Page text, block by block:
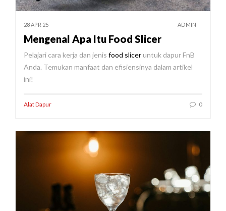
28 APR 25 ADMIN
Mengenal Apa Itu Food Slicer
Pelajari cara kerja dan jenis food sliceruntuk dapur FnB
Anda. Temukan manfaat dan efisiensinya dalam artikel
ini!
Alat Dapur 0